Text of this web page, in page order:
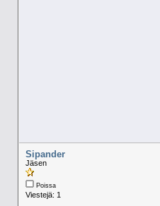
Sipander
Jäsen
Poissa
Viestejä: 1